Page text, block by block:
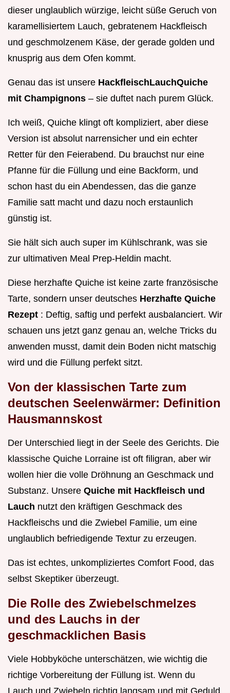
dieser unglaublich würzige, leicht süße Geruch von
karamellisiertem Lauch, gebratenem Hackfleisch
und geschmolzenem Käse, der gerade golden und
knusprig aus dem Ofen kommt.
Genau das ist unsere HackfleischLauchQuiche
mit Champignons – sie duftet nach purem Glück.
Ich weiß, Quiche klingt oft kompliziert, aber diese
Version ist absolut narrensicher und ein echter
Retter für den Feierabend. Du brauchst nur eine
Pfanne für die Füllung und eine Backform, und
schon hast du ein Abendessen, das die ganze
Familie satt macht und dazu noch erstaunlich
günstig ist.
Sie hält sich auch super im Kühlschrank, was sie
zur ultimativen Meal Prep-Heldin macht.
Diese herzhafte Quiche ist keine zarte französische
Tarte, sondern unser deutsches Herzhafte Quiche
Rezept : Deftig, saftig und perfekt ausbalanciert. Wir
schauen uns jetzt ganz genau an, welche Tricks du
anwenden musst, damit dein Boden nicht matschig
wird und die Füllung perfekt sitzt.
Von der klassischen Tarte zum
deutschen Seelenwärmer: Definition
Hausmannskost
Der Unterschied liegt in der Seele des Gerichts. Die
klassische Quiche Lorraine ist oft filigran, aber wir
wollen hier die volle Dröhnung an Geschmack und
Substanz. Unsere Quiche mit Hackfleisch und
Lauch nutzt den kräftigen Geschmack des
Hackfleischs und die Zwiebel Familie, um eine
unglaublich befriedigende Textur zu erzeugen.
Das ist echtes, unkompliziertes Comfort Food, das
selbst Skeptiker überzeugt.
Die Rolle des Zwiebelschmelzes
und des Lauchs in der
geschmacklichen Basis
Viele Hobbyköche unterschätzen, wie wichtig die
richtige Vorbereitung der Füllung ist. Wenn du